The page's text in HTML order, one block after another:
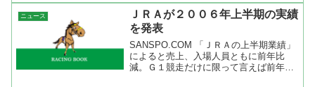
「エージェントの氏名は両トレセンで公
表する。制度に違反していな...
ニュース
ＪＲＡが２００６年上半期の実績
を発表
SANSPO.COM 「ＪＲＡの上半期業績」
によると売上、入場人員ともに前年比
減。Ｇ１競走だけに限って言えば前年比